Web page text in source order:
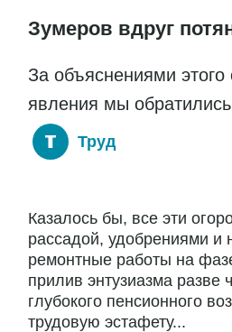
Зумеров вдруг
За объяснениями этого
явления мы
Труд
Казалось бы, все эти
рассадой, удобрениями и
ремонтные работы на
прилив энтузиазма разве
глубокого пенсионного
трудовую эстафету...